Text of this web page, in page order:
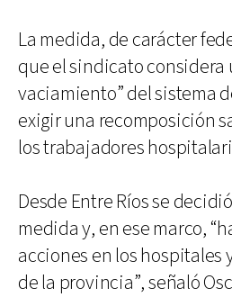
La medida, de carácter
que el sindicato considera
vaciamiento” del sistema
exigir una recomposición
los trabajadores
Desde Entre Ríos se
medida y, en ese marco,
acciones en los hospitales
de la provincia”, señaló